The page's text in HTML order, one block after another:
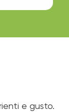
e gusto.